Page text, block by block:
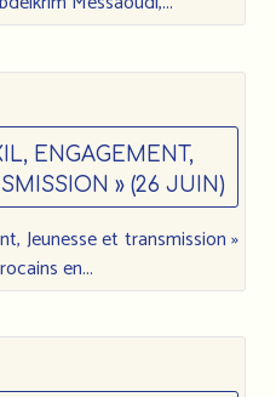
ENGAGEMENT,
» (26 JUIN)
Jeunesse et transmission »
en...